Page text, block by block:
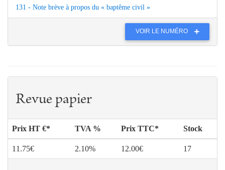
131 - Note brève à propos du « baptême civil »
VOIR LE NUMÉRO
Revue papier
Prix HT €* TVA % Prix TTC* Stock
11.75€ 2.10% 12.00€ 17